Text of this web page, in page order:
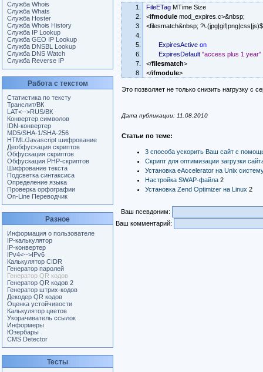
Служба Whois
Служба Whats
Служба Hoster
Служба Whois History
Служба IP Lookup
Служба GEO IP Lookup
Служба DNSBL Lookup
Служба DNS Watch
Служба Reverse IP
Работа с текстом
Статистика по тексту
Транслит/ВК
LAT<-->RUS/ВК
Конвертер символов
IDN-конвертер
MD5/SHA-1/SHA-256
HTML/Javascript шифрование
Деобфускация скриптов
Обфускация скриптов
Обфускация PHP-скриптов
Шифрование текста
Подсветка синтаксиса
Определение языка
Проверка орфографии
On-Line Переводчик
Разное
Информация о пользователе
IP-калькулятор
IP-конвертер
IPv4<-->IPv6
Калькулятор CIDR
Генератор паролей
Генератор QR кодов
Генератор QR кодов 2
Генератор штрих-кодов
Декодер QR кодов
Оценка устойчивости
Калькулятор цветов
Укорачиватель ссылок
Информеры
Юзербары
CMS Detector
Тесты
FileETag MTime Size
<ifmodule mod_expires.c>&nbsp;
<filesmatch&nbsp;
ExpiresActive on
ExpiresDefault "access plus 1 year"
</filesmatch>
</ifmodule>
Это позволяет не только снизить нагрузку с
Дата публикации: 11.08.2010
Статьи по теме:
3 способа ускорить Ваш сайт с
Скрипт для оптимизации загрузки
Установка eAccelerator на Unix
Настройка SWAP-файла 2
Установка Zend Optimizer на Linux 2
Ваш псевдоним:
Ваш комментарий: